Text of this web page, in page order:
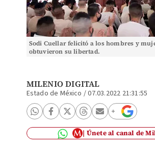
Sodi Cuellar felicitó a los hombres y
obtuvieron su libertad.
MILENIO DIGITAL
Estado de México /07.03.2022 21:31:55
Únete al canal de